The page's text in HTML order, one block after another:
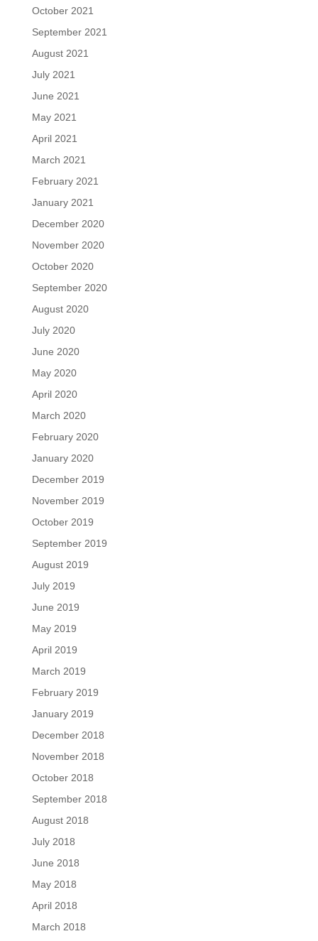
October 2021
September 2021
August 2021
July 2021
June 2021
May 2021
April 2021
March 2021
February 2021
January 2021
December 2020
November 2020
October 2020
September 2020
August 2020
July 2020
June 2020
May 2020
April 2020
March 2020
February 2020
January 2020
December 2019
November 2019
October 2019
September 2019
August 2019
July 2019
June 2019
May 2019
April 2019
March 2019
February 2019
January 2019
December 2018
November 2018
October 2018
September 2018
August 2018
July 2018
June 2018
May 2018
April 2018
March 2018